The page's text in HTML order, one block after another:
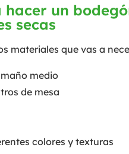
un
secas
materiales que vas a
medio
de mesa
colores y texturas